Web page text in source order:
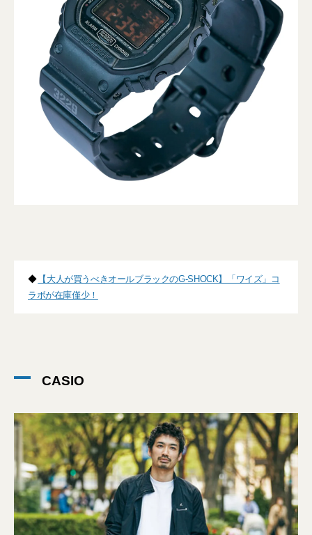
◆ 【大人が買うべきオールブラックのG-SHOCK】「ワイズ」コ
ラボが在庫僅少！
CASIO